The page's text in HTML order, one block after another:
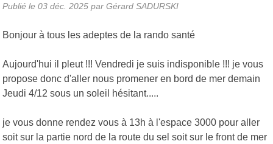
Publié le 03 déc. 2025 par Gérard SADURSKI
Bonjour à tous les adeptes de la rando santé
Aujourd'hui il pleut !!! Vendredi je suis indisponible !!! je vous
propose donc d'aller nous promener en bord de mer demain
Jeudi 4/12 sous un soleil hésitant.....
je vous donne rendez vous à 13h à l'espace 3000 pour aller
soit sur la partie nord de la route du sel soit sur le front de mer